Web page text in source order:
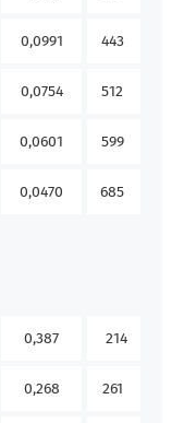
0,0991 443
0,0754 512
0,0601 599
0,0470 685
0,387 214
0,268 261